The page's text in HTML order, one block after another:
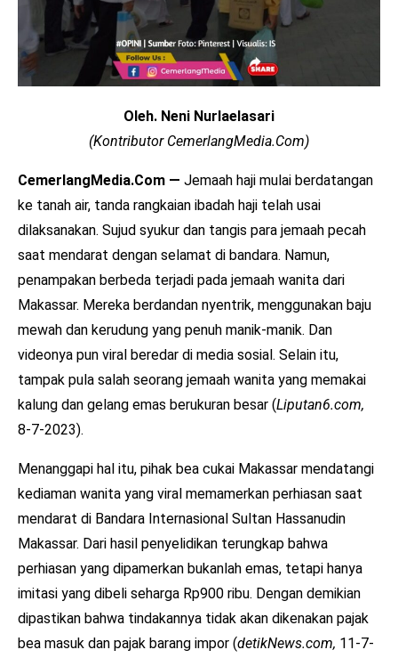
Oleh. Neni Nurlaelasari
(Kontributor CemerlangMedia.Com)
CemerlangMedia.Com — Jemaah haji mulai berdatangan
ke tanah air, tanda rangkaian ibadah haji telah usai
dilaksanakan. Sujud syukur dan tangis para jemaah pecah
saat mendarat dengan selamat di bandara. Namun,
penampakan berbeda terjadi pada jemaah wanita dari
Makassar. Mereka berdandan nyentrik, menggunakan baju
mewah dan kerudung yang penuh manik-manik. Dan
videonya pun viral beredar di media sosial. Selain itu,
tampak pula salah seorang jemaah wanita yang memakai
kalung dan gelang emas berukuran besar (Liputan6.com,
8-7-2023).
Menanggapi hal itu, pihak bea cukai Makassar mendatangi
kediaman wanita yang viral memamerkan perhiasan saat
mendarat di Bandara Internasional Sultan Hassanudin
Makassar. Dari hasil penyelidikan terungkap bahwa
perhiasan yang dipamerkan bukanlah emas, tetapi hanya
imitasi yang dibeli seharga Rp900 ribu. Dengan demikian
dipastikan bahwa tindakannya tidak akan dikenakan pajak
bea masuk dan pajak barang impor (detikNews.com, 11-7-